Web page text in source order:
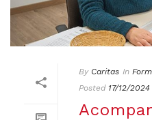
By Caritas In
Posted 17/12/2024